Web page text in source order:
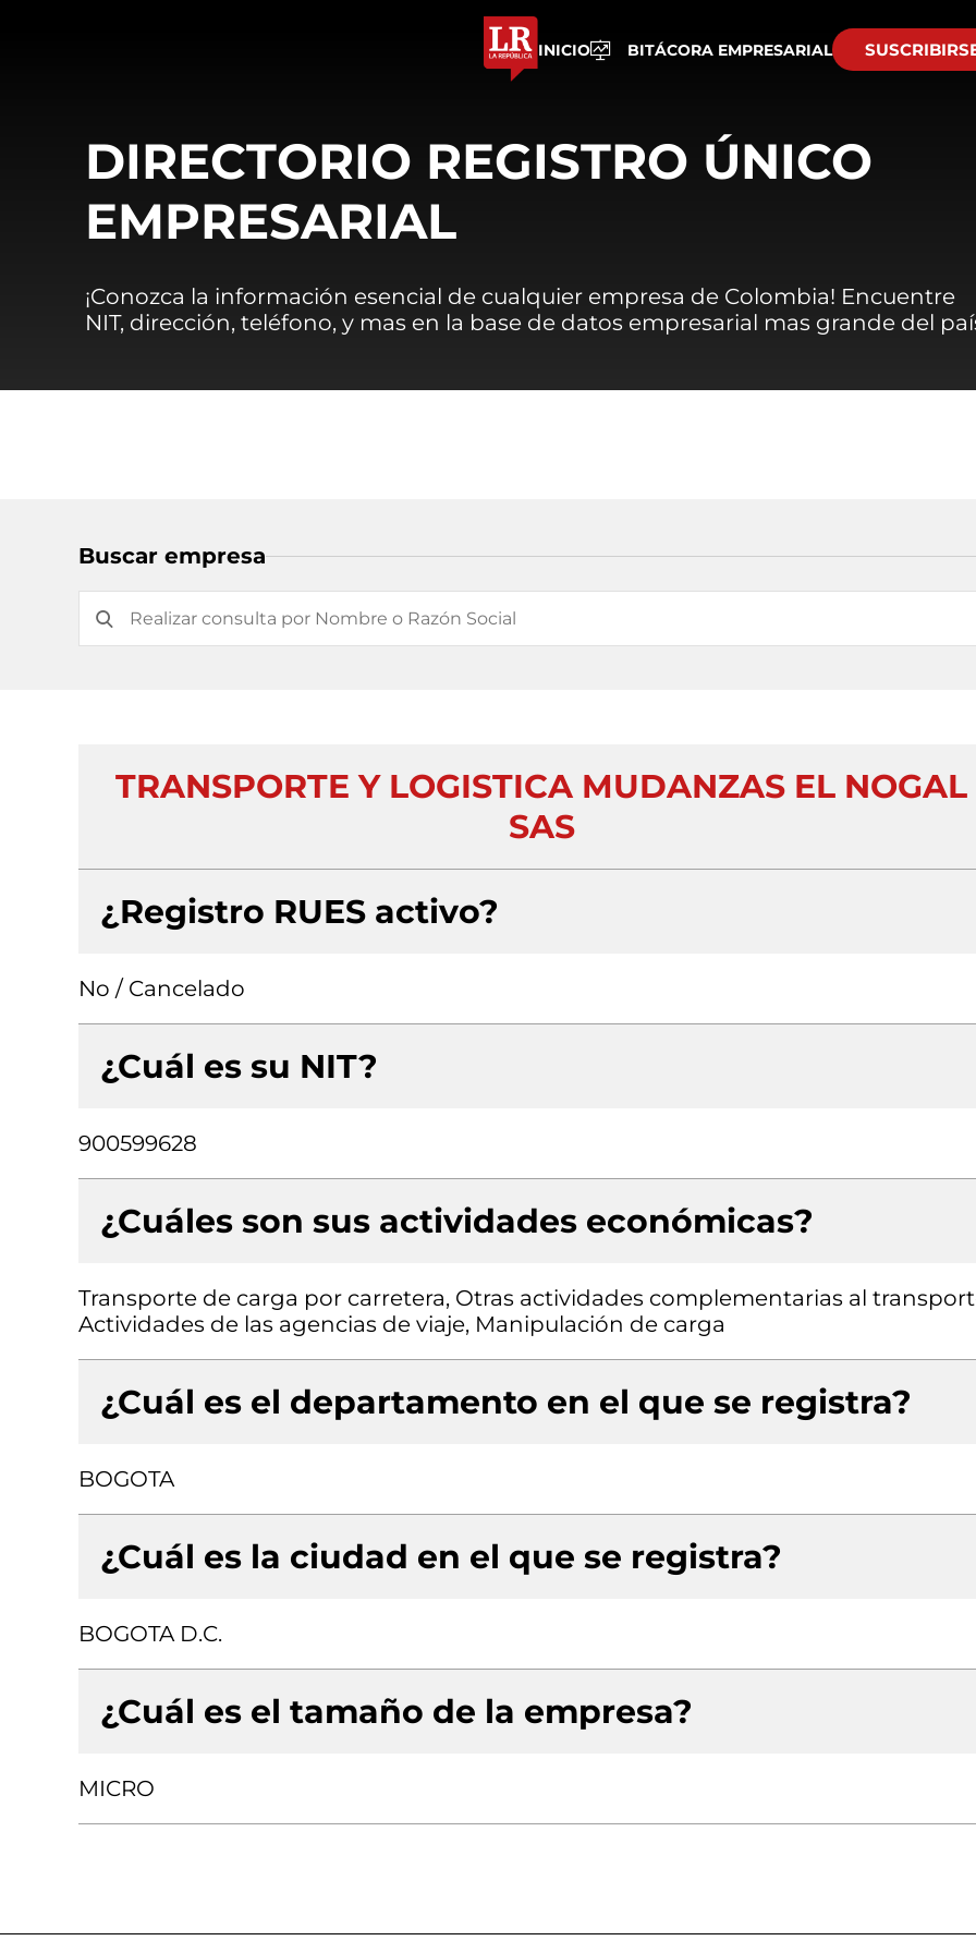
INICIO BITÁCORA EMPRESARIAL
DIRECTORIO REGISTRO ÚNICO
EMPRESARIAL
¡Conozca la información esencial de cualquier empresa de Colombia! Encuentre
NIT, dirección, teléfono, y mas en la base de datos empresarial mas grande del
Buscar empresa
TRANSPORTE Y LOGISTICA MUDANZAS EL NOGAL
SAS
¿Registro RUES activo?
No / Cancelado
¿Cuál es su NIT?
900599628
¿Cuáles son sus actividades económicas?
Transporte de carga por carretera, Otras actividades complementarias al
Actividades de las agencias de viaje, Manipulación de carga
¿Cuál es el departamento en el que se registra?
BOGOTA
¿Cuál es la ciudad en el que se registra?
BOGOTA D.C.
¿Cuál es el tamaño de la empresa?
MICRO